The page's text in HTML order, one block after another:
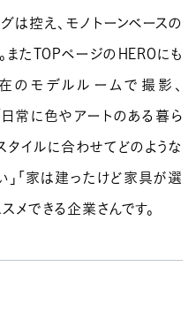
は控え、モノトーンベースの
またTOPページのHEROにも
のモデルルームで撮影、
常に色やアートのある暮ら
タイルに合わせてどのような
「家は建ったけど家具が選
メできる企業さんです。